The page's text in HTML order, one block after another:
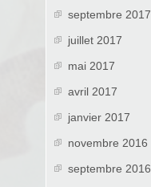
septembre 2017
juillet 2017
mai 2017
avril 2017
janvier 2017
novembre 2016
septembre 2016